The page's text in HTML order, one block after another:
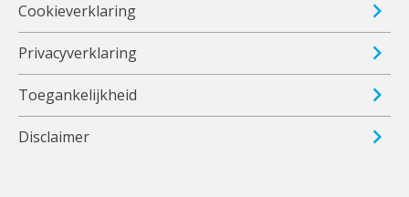
Cookieverklaring
Privacyverklaring
Toegankelijkheid
Disclaimer